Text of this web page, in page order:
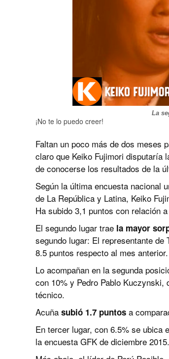
La
¡No te lo puedo creer!
Faltan un poco más de dos meses
claro que Keiko Fujimori disputaría
de conocerse los resultados de la
Según la última encuesta nacional
de La República y Latina, Keiko
Ha subido 3,1 puntos con relación
El segundo lugar trae la mayor
segundo lugar: El representante
8.5 puntos respecto al mes anterior.
Lo acompañan en la segunda
con 10% y Pedro Pablo Kuczynski,
técnico.
Acuña subió 1.7 puntos a
En tercer lugar, con 6.5% se ubica
la encuesta GFK de diciembre 2015.